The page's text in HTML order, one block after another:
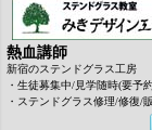
熱血講師
新宿のステンドグラス工房
・生徒募集中/見学随時(要予
・ステンドグラス修理/修復/